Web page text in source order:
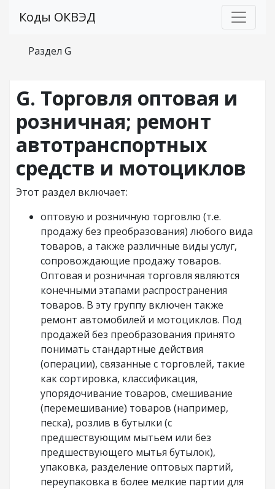
Коды ОКВЭД
Раздел G
G. Торговля оптовая и
розничная; ремонт
автотранспортных
средств и мотоциклов
Этот раздел включает:
оптовую и розничную торговлю (т.е.
продажу без преобразования) любого вида
товаров, а также различные виды услуг,
сопровождающие продажу товаров.
Оптовая и розничная торговля являются
конечными этапами распространения
товаров. В эту группу включен также
ремонт автомобилей и мотоциклов. Под
продажей без преобразования принято
понимать стандартные действия
(операции), связанные с торговлей, такие
как сортировка, классификация,
упорядочивание товаров, смешивание
(перемешивание) товаров (например,
песка), розлив в бутылки (с
предшествующим мытьем или без
предшествующего мытья бутылок),
упаковка, разделение оптовых партий,
переупаковка в более мелкие партии для